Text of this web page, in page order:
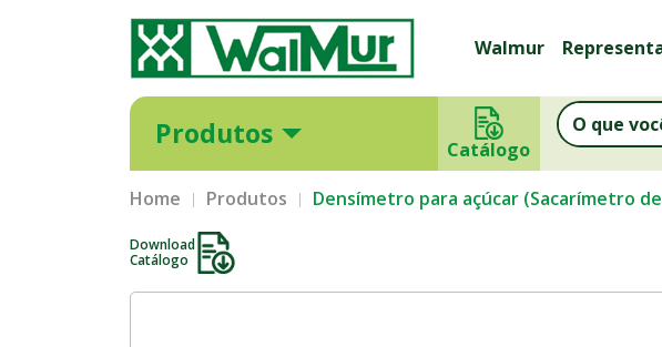
Walmur
Produtos Catálogo
Home Produtos Densímetro para açúcar (Sacarímetro
Download
Catálogo